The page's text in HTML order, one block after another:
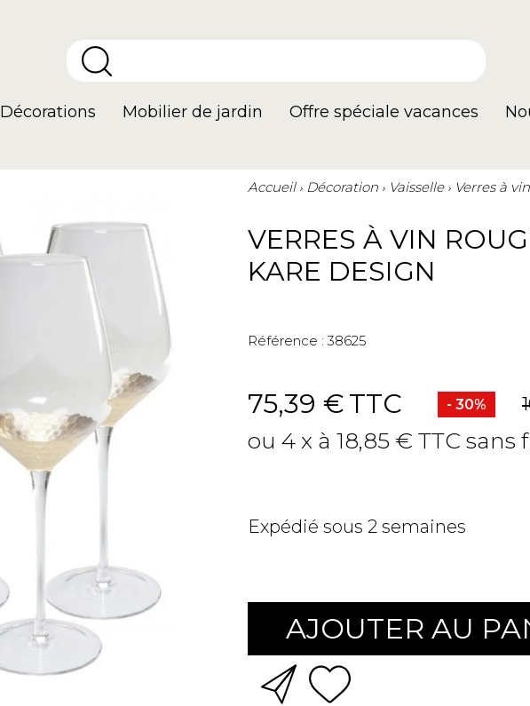
Décorations Mobilier de jardin Offre spéciale vacances
Accueil Décoration Vaisselle Verres à
VERRES À VIN
KARE DESIGN
Référence : 38625
75,39 €TTC - 30%
ou 4 x à 18,85 € TTC sans
Expédié sous 2 semaines
AJOUTER AU